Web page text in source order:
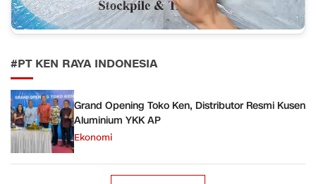
#PT KEN RAYA INDONESIA
Grand Opening Toko Ken, Distributor Resmi Kusen
Aluminium YKK AP
Ekonomi